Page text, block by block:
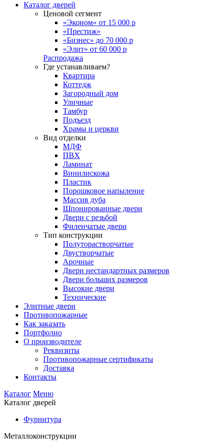
Каталог дверей
Ценовой сегмент
«Эконом» от 15 000 р
«Престиж»
«Бизнес» до 70 000 р
«Элит» от 60 000 р
Распродажа
Где устанавливаем?
Квартира
Коттедж
Загородный дом
Уличные
Тамбур
Подъезд
Храмы и церкви
Вид отделки
МДФ
ПВХ
Ламинат
Винилискожа
Пластик
Порошковое напыление
Массив дуба
Шпонированные двери
Двери с резьбой
Филенчатые двери
Тип конструкции
Полуторастворчатые
Двустворчатые
Арочные
Двери нестандартных размеров
Двери больших размеров
Высокие двери
Технические
Элитные двери
Противопожарные
Как заказать
Портфолио
О производителе
Реквизиты
Противопожарные сертификаты
Доставка
Контакты
Каталог Меню
Каталог дверей
Фурнитура
Металлоконструкции